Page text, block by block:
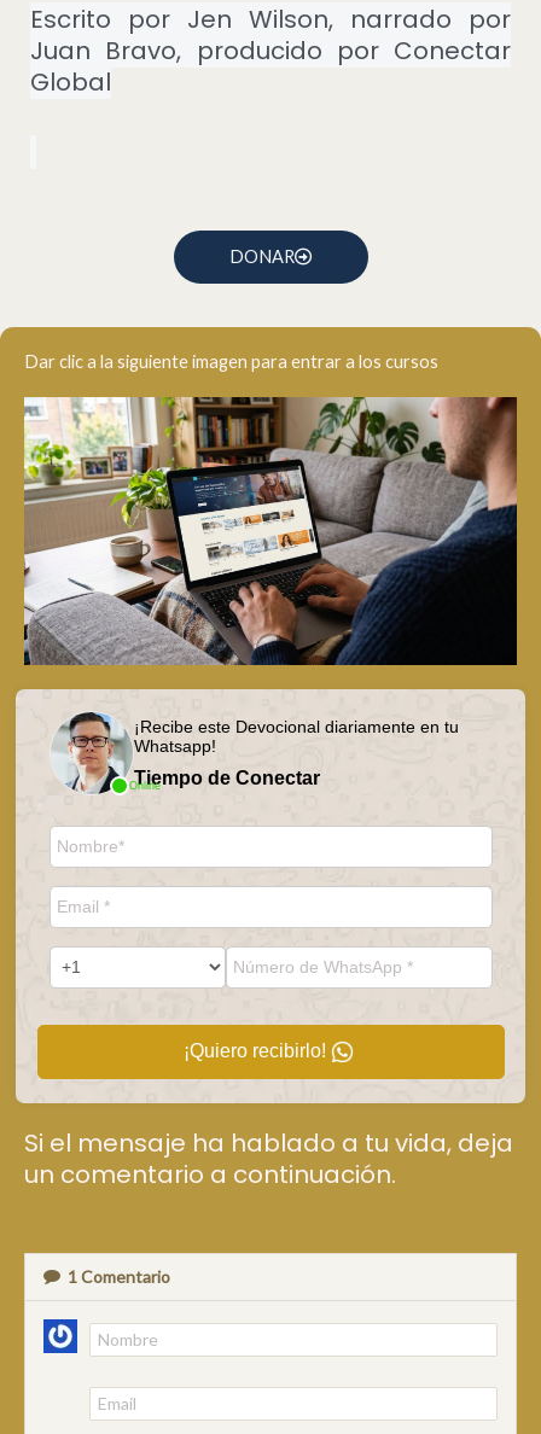
Escrito por Jen Wilson, narrado por
Juan Bravo, producido por Conectar
Global
DONAR
Dar clic a la siguiente imagen para entrar a los cursos
Online
¡Recibe este Devocional diariamente en tu
Whatsapp!
Tiempo de Conectar
¡Quiero recibirlo!
Si el mensaje ha hablado a tu vida, deja
un comentario a continuación.
1Comentario